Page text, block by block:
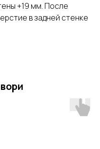
+19 мм. После
в задней стенке